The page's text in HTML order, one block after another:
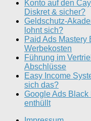
Konto auf den
Diskret & sicher?
Geldschutz-
lohnt sich?
Paid Ads Mastery
Werbekosten
Führung im
Abschlüsse
Easy Income
sich das?
Google Ads Black
enthüllt